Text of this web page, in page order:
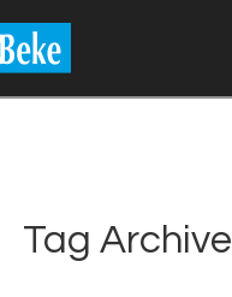
Tag Archive